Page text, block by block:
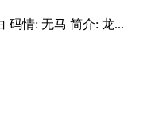
码情: 无马 简介: 龙...